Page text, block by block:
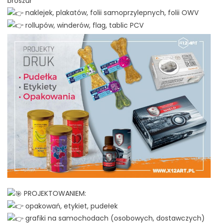
naklejek, plakatów, folii samoprzylepnych, folii OWV
rollupów, winderów, flag, tablic PCV
PROJEKTOWANIEM:
opakowań, etykiet, pudełek
grafiki na samochodach (osobowych, dostawczych)